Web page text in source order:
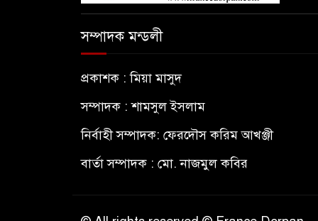
সম্পাদক মন্ডলী
প্রকাশক : মিয়া মাসুদ
সম্পাদক : শামসুল ইসলাম
নির্বাহী সম্পাদক: ফেরদৌস করিম আখঞ্জী
বার্তা সম্পাদক : মো. নাজমুল কবির